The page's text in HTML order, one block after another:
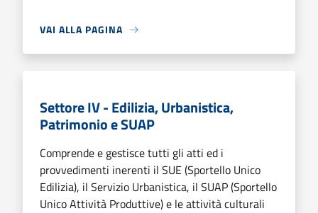
VAI ALLA PAGINA
Settore IV - Edilizia, Urbanistica,
Patrimonio e SUAP
Comprende e gestisce tutti gli atti ed i
provvedimenti inerenti il SUE (Sportello Unico
Edilizia), il Servizio Urbanistica, il SUAP (Sportello
Unico Attività Produttive) e le attività culturali